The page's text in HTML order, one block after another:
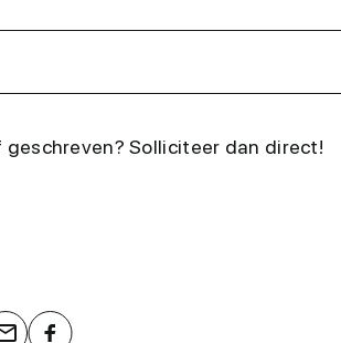
Solliciteer dan direct!